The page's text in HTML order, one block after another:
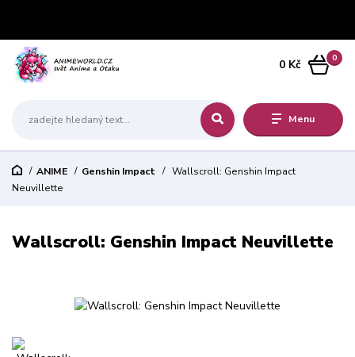
Menu
0
0 Kč
ANIME Genshin Impact
Wallscroll: Genshin Impact
Neuvillette
Wallscroll: Genshin Impact Neuvillette